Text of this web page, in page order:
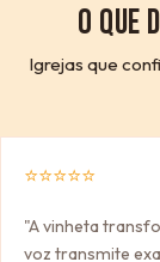
O QUE
Igrejas que
⭐⭐⭐⭐⭐
"A vinheta
voz transmite